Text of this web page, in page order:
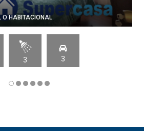
O HABITACIONAL
3 3